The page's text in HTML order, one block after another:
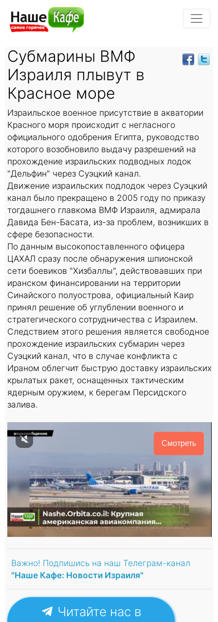
Субмарины ВМФ
Израиля плывут в
Красное море
Израильское военное присутствие в акватории
Красного моря происходит с негласного
официального одобрения Египта, руководство
которого возобновило выдачу разрешений на
прохождение израильских подводных лодок
"Дельфин" через Суэцкий канал.
Движение израильских подлодок через Суэцкий
канал было прекращено в 2005 году по приказу
тогдашнего главкома ВМФ Израиля, адмирала
Давида Бен-Басата, из-за проблем, возникших в
сфере безопасности.
По данным высокопоставленного офицера
ЦАХАЛ сразу после обнаружения шпионской
сети боевиков "Хизбаллы", действовавших при
иранском финансировании на территории
Синайского полуострова, официальный Каир
принял решение об углублении военного и
стратегического сотрудничества с Израилем.
Следствием этого решения является свободное
прохождение израильских субмарин через
Суэцкий канал, что в случае конфликта с
Ираном облегчит быструю доставку израильских
крылатых ракет, оснащенных тактическим
ядерным оружием, к берегам Персидского
залива.
Смотреть
Важно! Подпишись на наш Телеграм-канал
"Наше Кафе: Новости Израиля"
Читайте нас в